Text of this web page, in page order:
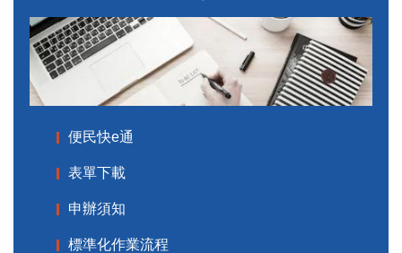
便民快e通
表單下載
申辦須知
標準化作業流程